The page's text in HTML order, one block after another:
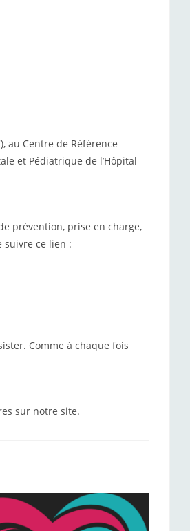
au Centre de Référence
et Pédiatrique de l’Hôpital
prévention, prise en charge,
suivre ce lien :
Comme à chaque fois
sur notre site.